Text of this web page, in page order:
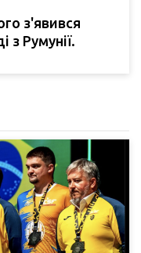
з'явився
з Румунії.